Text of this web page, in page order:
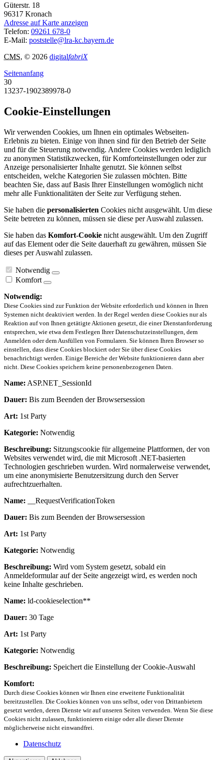
Güterstr. 18
96317 Kronach
Adresse auf Karte anzeigen
Telefon: 09261 678-0
E-Mail: poststelle@lra-kc.bayern.de
CMS, © 2026 digitalfabriX
Seitenanfang
30
13237-1902389978-0
Cookie-Einstellungen
Wir verwenden Cookies, um Ihnen ein optimales Webseiten-
Erlebnis zu bieten. Einige von ihnen sind für den Betrieb der Seite
und für die Steuerung notwendig. Andere Cookies werden lediglich
zu anonymen Statistikzwecken, für Komforteinstellungen oder zur
Anzeige personalisierter Inhalte genutzt. Sie können selbst
entscheiden, welche Kategorien Sie zulassen möchten. Bitte
beachten Sie, dass auf Basis Ihrer Einstellungen womöglich nicht
mehr alle Funktionalitäten der Seite zur Verfügung stehen.
Sie haben die personalisierten Cookies nicht ausgewählt. Um diese
Seite betreten zu können, müssen sie diese per Auswahl zulassen.
Sie haben das Komfort-Cookie nicht ausgewählt. Um den Zugriff
auf das Element oder die Seite dauerhaft zu gewähren, müssen Sie
dieses per Auswahl zulassen.
Notwendig
Komfort
Notwendig:
Diese Cookies sind zur Funktion der Website erforderlich und können in Ihren
Systemen nicht deaktiviert werden. In der Regel werden diese Cookies nur als
Reaktion auf von Ihnen getätigte Aktionen gesetzt, die einer Dienstanforderung
entsprechen, wie etwa dem Festlegen Ihrer Datenschutzeinstellungen, dem
Anmelden oder dem Ausfüllen von Formularen. Sie können Ihren Browser so
einstellen, dass diese Cookies blockiert oder Sie über diese Cookies
benachrichtigt werden. Einige Bereiche der Website funktionieren dann aber
nicht. Diese Cookies speichern keine personenbezogenen Daten.
Name: ASP.NET_SessionId
Dauer: Bis zum Beenden der Browsersession
Art: 1st Party
Kategorie: Notwendig
Beschreibung: Sitzungscookie für allgemeine Plattformen, der von
Websites verwendet wird, die mit Microsoft .NET-basierten
Technologien geschrieben wurden. Wird normalerweise verwendet,
um eine anonymisierte Benutzersitzung durch den Server
aufrechtzuerhalten.
Name: __RequestVerificationToken
Dauer: Bis zum Beenden der Browsersession
Art: 1st Party
Kategorie: Notwendig
Beschreibung: Wird vom System gesetzt, sobald ein
Anmeldeformular auf der Seite angezeigt wird, es werden noch
keine Inhalte geschrieben.
Name: ld-cookieselection**
Dauer: 30 Tage
Art: 1st Party
Kategorie: Notwendig
Beschreibung: Speichert die Einstellung der Cookie-Auswahl
Komfort:
Durch diese Cookies können wir Ihnen eine erweiterte Funktionalität
bereitzustellen. Die Cookies können von uns selbst, oder von Drittanbietern
gesetzt werden, deren Dienste wir auf unseren Seiten verwenden. Wenn Sie diese
Cookies nicht zulassen, funktionieren einige oder alle dieser Dienste
möglicherweise nicht einwandfrei.
Datenschutz